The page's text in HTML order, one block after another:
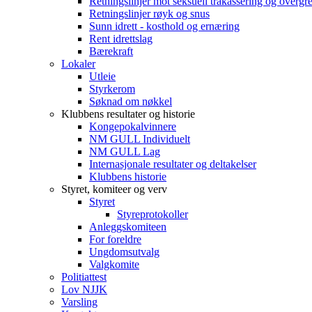
Retningslinjer røyk og snus
Sunn idrett - kosthold og ernæring
Rent idrettslag
Bærekraft
Lokaler
Utleie
Styrkerom
Søknad om nøkkel
Klubbens resultater og historie
Kongepokalvinnere
NM GULL Individuelt
NM GULL Lag
Internasjonale resultater og deltakelser
Klubbens historie
Styret, komiteer og verv
Styret
Styreprotokoller
Anleggskomiteen
For foreldre
Ungdomsutvalg
Valgkomite
Politiattest
Lov NJJK
Varsling